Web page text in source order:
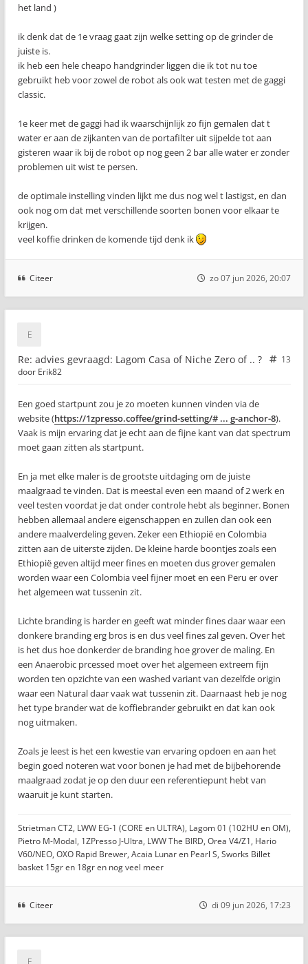
het land )
ik denk dat de 1e vraag gaat zijn welke setting op de grinder de
juiste is.
ik heb een hele cheapo handgrinder liggen die ik tot nu toe
gebruikt heb voor zowel de robot als ook wat testen met de gaggi
classic.
1e keer met de gaggi had ik waarschijnlijk zo fijn gemalen dat t
water er aan de zijkanten van de portafilter uit sijpelde tot aan
gisteren waar ik bij de robot op nog geen 2 bar alle water er zonder
problemen uit wist te persen.
de optimale instelling vinden lijkt me dus nog wel t lastigst, en dan
ook nog om dat met verschillende soorten bonen voor elkaar te
krijgen.
veel koffie drinken de komende tijd denk ik
Citeer zo 07 jun 2026, 20:07
Re: advies gevraagd: Lagom Casa of Niche Zero of .. ?
13
door Erik82
Een goed startpunt zou je zo moeten kunnen vinden via de
website (https://1zpresso.coffee/grind-setting/# ... g-anchor-8).
Vaak is mijn ervaring dat je echt aan de fijne kant van dat spectrum
moet gaan zitten als startpunt.
En ja met elke maler is de grootste uitdaging om de juiste
maalgraad te vinden. Dat is meestal even een maand of 2 werk en
veel testen voordat je dat onder controle hebt als beginner. Bonen
hebben allemaal andere eigenschappen en zullen dan ook een
andere maalverdeling geven. Zeker een Ethiopië en Colombia
zitten aan de uiterste zijden. De kleine harde boontjes zoals een
Ethiopië geven altijd meer fines en moeten dus grover gemalen
worden waar een Colombia veel fijner moet en een Peru er over
het algemeen wat tussenin zit.
Lichte branding is harder en geeft wat minder fines daar waar een
donkere branding erg bros is en dus veel fines zal geven. Over het
is het dus hoe donkerder de branding hoe grover de maling. En
een Anaerobic prcessed moet over het algemeen extreem fijn
worden ten opzichte van een washed variant van dezelfde origin
waar een Natural daar vaak wat tussenin zit. Daarnaast heb je nog
het type brander wat de koffiebrander gebruikt en dat kan ook
nog uitmaken.
Zoals je leest is het een kwestie van ervaring opdoen en aan het
begin goed noteren wat voor bonen je had met de bijbehorende
maalgraad zodat je op den duur een referentiepunt hebt van
waaruit je kunt starten.
Strietman CT2, LWW EG-1 (CORE en ULTRA), Lagom 01 (102HU en OM),
Pietro M-Modal, 1ZPresso J-Ultra, LWW The BIRD, Orea V4/Z1, Hario
V60/NEO, OXO Rapid Brewer, Acaia Lunar en Pearl S, Sworks Billet
basket 15gr en 18gr en nog veel meer
Citeer di 09 jun 2026, 17:23